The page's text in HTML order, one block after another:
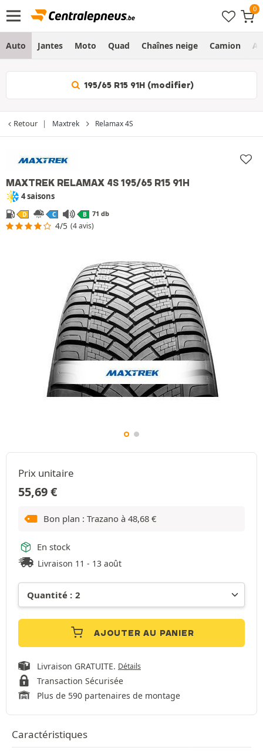
Auto Jantes Moto Quad Chaînes neige Camion
195/65 R15 91H (modifier)
Retour Maxtrek Relamax 4S
MAXTREK RELAMAX 4S 195/65 R15 91H
4 saisons
D C B 71 db
4/5 (4 avis)
Prix unitaire
55,69€
Bon plan : Trazano à 48,68 €
En stock
Livraison 11 - 13 août
AJOUTER AU PANIER
Livraison GRATUITE. Détails
Transaction Sécurisée
Plus de 590 partenaires de montage
Caractéristiques